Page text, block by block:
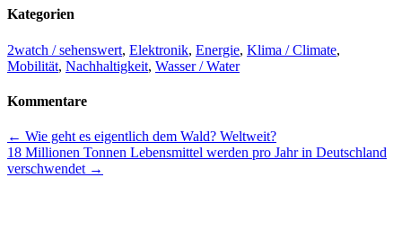
Kategorien
2watch / sehenswert, Elektronik, Energie, Klima / Climate,
Mobilität, Nachhaltigkeit, Wasser / Water
Kommentare
Beitrags-
Navigation
← Wie geht es eigentlich dem Wald? Weltweit?
18 Millionen Tonnen Lebensmittel werden pro Jahr in Deutschland
verschwendet →